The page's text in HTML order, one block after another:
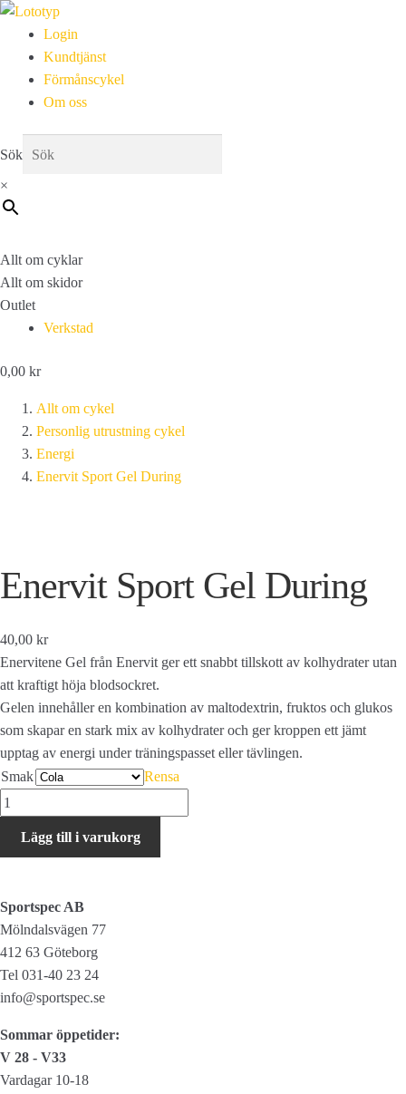
Login
Kundtjänst
Förmånscykel
Om oss
Sök
×
Allt om cyklar
Allt om skidor
Outlet
Verkstad
0,00 kr
Allt om cykel
Personlig utrustning cykel
Energi
Enervit Sport Gel During
Enervit Sport Gel During
40,00 kr
Enervitene Gel från Enervit ger ett snabbt tillskott av kolhydrater utan
att kraftigt höja blodsockret.
Gelen innehåller en kombination av maltodextrin, fruktos och glukos
som skapar en stark mix av kolhydrater och ger kroppen ett jämt
upptag av energi under träningspasset eller tävlingen.
Smak
Rensa
Enervit
Sport
Lägg till i varukorg
Sportspec AB
Mölndalsvägen 77
412 63 Göteborg
Tel 031-40 23 24
info@sportspec.se
Sommar öppetider:
V 28 - V33
Vardagar 10-18